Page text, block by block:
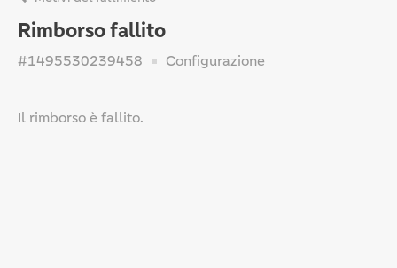
Rimborso fallito
#1495530239458 Configurazione
Il rimborso è fallito.